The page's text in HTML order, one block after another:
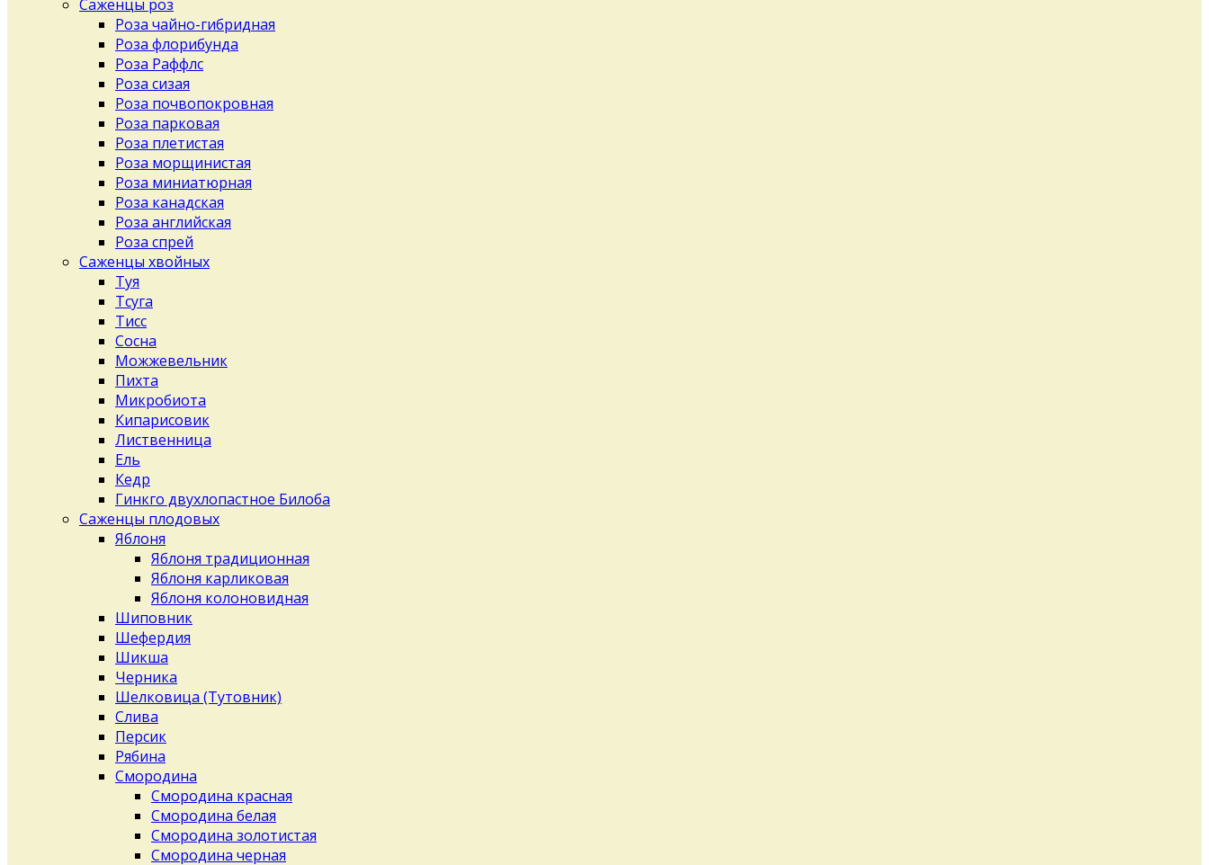
Саженцы роз
Роза чайно-гибридная
Роза флорибунда
Роза Раффлс
Роза сизая
Роза почвопокровная
Роза парковая
Роза плетистая
Роза морщинистая
Роза миниатюрная
Роза канадская
Роза английская
Роза спрей
Саженцы хвойных
Туя
Тсуга
Тисс
Сосна
Можжевельник
Пихта
Микробиота
Кипарисовик
Лиственница
Ель
Кедр
Гинкго двухлопастное Билоба
Саженцы плодовых
Яблоня
Яблоня традиционная
Яблоня карликовая
Яблоня колоновидная
Шиповник
Шефердия
Шикша
Черника
Шелковица (Тутовник)
Слива
Персик
Рябина
Смородина
Смородина красная
Смородина белая
Смородина золотистая
Смородина черная